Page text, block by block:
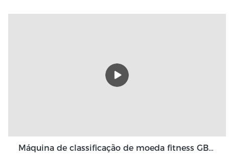
Máquina de classificação de moeda fitness GBS3500